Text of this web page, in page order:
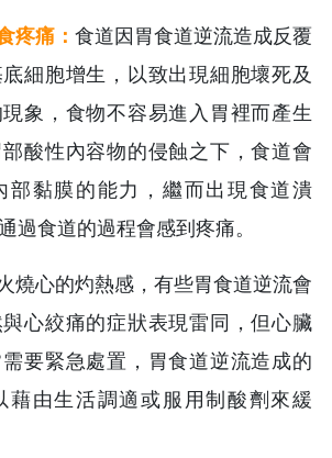
疼痛： 食道因胃食道逆流造成反覆
細胞增生，以致出現細胞壞死及
象，食物不容易進入胃裡而產生
酸性內容物的侵蝕之下，食道會
部黏膜的能力，繼而出現食道潰
過食道的過程會感到疼痛。
燒心的灼熱感，有些胃食道逆流會
心絞痛的症狀表現雷同，但心臟
要緊急處置，胃食道逆流造成的
藉由生活調適或服用制酸劑來緩